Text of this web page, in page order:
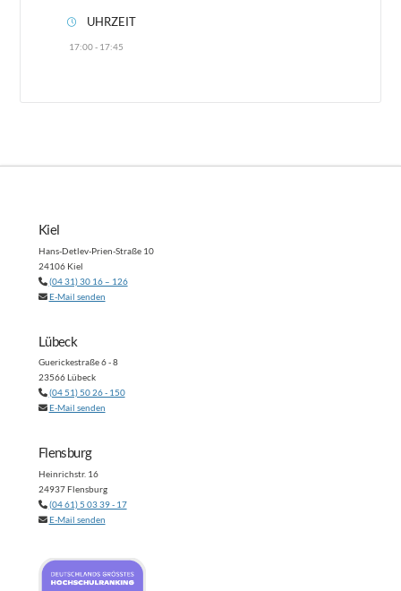
UHRZEIT
17:00 - 17:45
Kiel
Hans-Detlev-Prien-Straße 10
24106 Kiel
(04 31) 30 16 – 126
E-Mail senden
Lübeck
Guerickestraße 6 - 8
23566 Lübeck
(04 51) 50 26 - 150
E-Mail senden
Flensburg
Heinrichstr. 16
24937 Flensburg
(04 61) 5 03 39 - 17
E-Mail senden